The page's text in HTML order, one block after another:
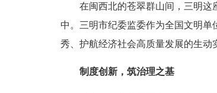
在闽西北的苍翠群山间，三明这座
中。三明市纪委监委作为全国文明
秀、护航经济社会高质量发展的生动
制度创新，筑治理之基